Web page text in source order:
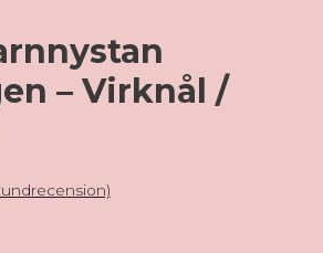
– Virknål /